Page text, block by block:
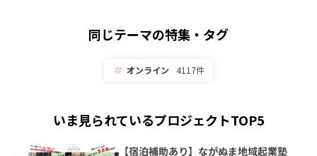
同じテーマの特集・タグ
オンライン 4117件
いま見られているプロジェクトTOP5
【宿泊補助あり】ながぬま地域起業塾